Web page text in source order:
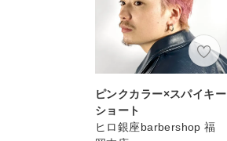
ピンクカラー×スパイキー
ショート
ヒロ銀座barbershop 福